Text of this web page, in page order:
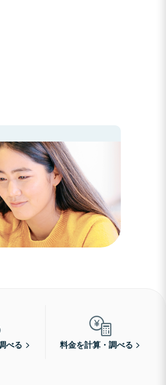
べる 料金を計算・調べる